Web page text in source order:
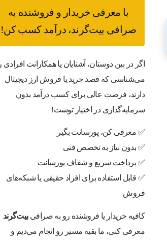
با معرفی خریدار و فروشنده به
صرافی بیت‌گرند، درآمد کسب کن!
اگر در بین دوستان، آشنایان یا همکارانت افرادی را
می‌شناسی که قصد خرید یا فروش ارز دیجیتال
دارند، فرصت عالی برای کسب درآمد بدون
سرمایه‌گذاری در اختیار توست!
✅ معرفی کن، پورسانت بگیر
✅ بدون نیاز به تخصص فنی
✅ پرداخت سریع و شفاف پورسانت
✅ قابل استفاده برای افراد حقیقی یا شبکه‌های
فروش
کافیه خریدار یا فروشنده رو به صرافیبیت‌گرند
معرفی کنی، ما بقیه مسیر رو انجام می‌دیم و